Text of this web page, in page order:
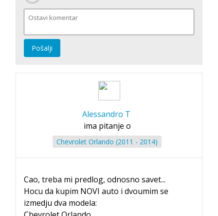
Pošalji
Alessandro T
ima pitanje o
Chevrolet Orlando (2011 - 2014)
Cao, treba mi predlog, odnosno savet...
Hocu da kupim NOVI auto i dvoumim se
izmedju dva modela: